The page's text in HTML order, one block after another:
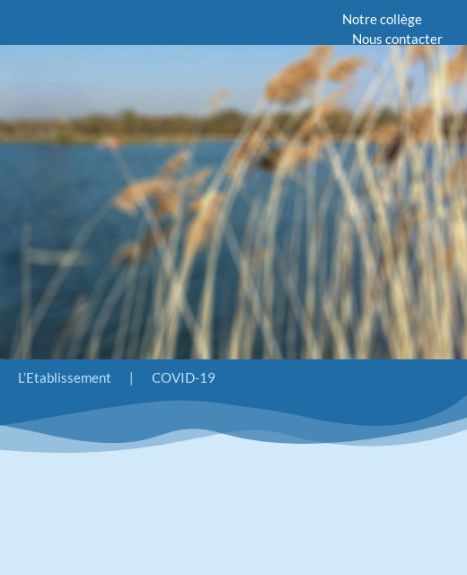
Notre collège
Nous contacter
L’Etablissement | COVID-19